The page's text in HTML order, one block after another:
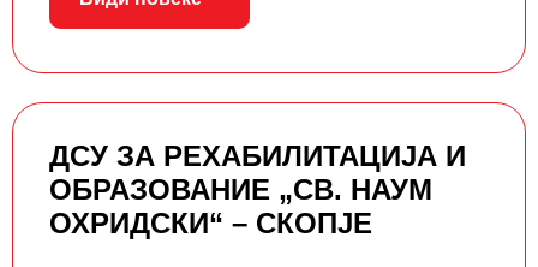
ДСУ ЗА РЕХАБИЛИТАЦИЈА И
ОБРАЗОВАНИЕ „СВ. НАУМ
ОХРИДСКИ“ – СКОПЈЕ